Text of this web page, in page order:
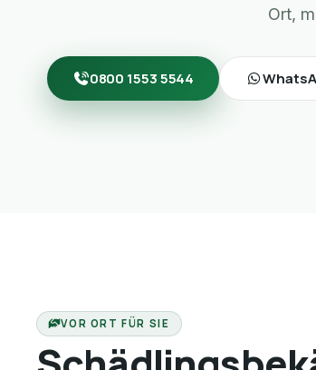
Ort,
0800 1553 5544
VOR ORT FÜR SIE